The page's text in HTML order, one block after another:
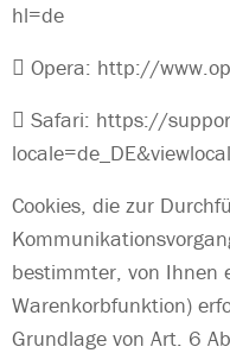
hl=de
 Opera: http://
 Safari: https://
Cookies, die zur
bestimmter, von Ihnen
Warenkorbfunktion)
Grundlage von Art. 6